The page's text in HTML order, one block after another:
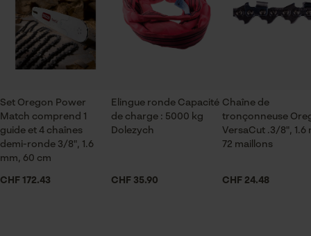
agriculture
Saison
Contenu de la livraison
1 x Chaîne de tronçonneuse
ou par e-mail à info-ch@kox.eu.
Set Oregon Power
Match comprend 1
guide et 4 chaînes
demi-ronde 3/8", 1.6
mm, 60 cm
CHF 172.43
Elingue ronde Capacité
de charge : 5000 kg
Dolezych
CHF 35.90
Chaîne de
tronçonneuse
VersaCut .3/8", 1.6
72 maillons
CHF 24.48
Vérifier linstallation de cookies
ID de session
Sauvegarder les préférences
Cookies statistiques